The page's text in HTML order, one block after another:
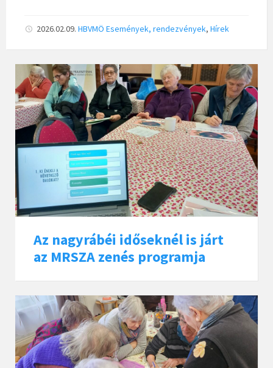
2026.02.09. HBVMÖ Események, rendezvények, Hírek
Az nagyrábéi időseknél is járt
az MRSZA zenés programja